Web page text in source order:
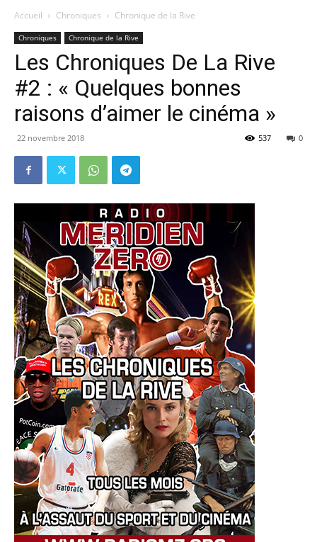
Accueil Chroniques Chronique de la Rive
Chroniques Chronique de la Rive
Les Chroniques De La Rive
#2 : « Quelques bonnes
raisons d’aimer le cinéma »
22 novembre 2018 0
537